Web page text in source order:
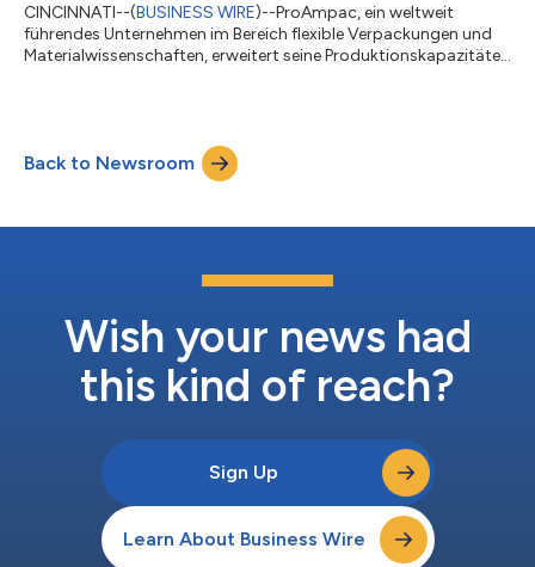
CINCINNATI--(BUSINESS WIRE)--ProAmpac, ein weltweit
führendes Unternehmen im Bereich flexible Verpackungen und
Materialwissenschaften, erweitert seine Produktionskapazitäten
Herstellung von Lebensmittelverpackungen konzipierten
Produktionsbereich unterstreicht das Engagement von
ProAmpac für Innovation, Effizienz und K...
Back to Newsroom
Wish your news had
this kind of reach?
Sign Up
Learn About Business Wire